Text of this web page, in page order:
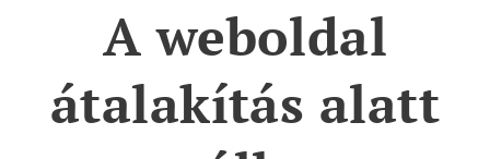
A weboldal
átalakítás alatt